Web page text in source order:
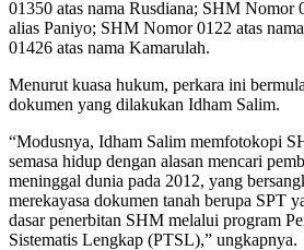
01350 atas nama Rusdiana; SHM Nomor
alias Paniyo; SHM Nomor 0122 atas
01426 atas nama Kamarulah.
Menurut kuasa hukum, perkara ini
dokumen yang dilakukan Idham Salim.
“Modusnya, Idham Salim memfotokopi
semasa hidup dengan alasan mencari
meninggal dunia pada 2012, yang
merekayasa dokumen tanah berupa SPT
dasar penerbitan SHM melalui program
Sistematis Lengkap (PTSL),” ungkapnya.